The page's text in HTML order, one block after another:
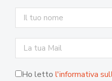
Ho letto l'informativa